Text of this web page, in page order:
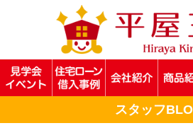
スタッフ